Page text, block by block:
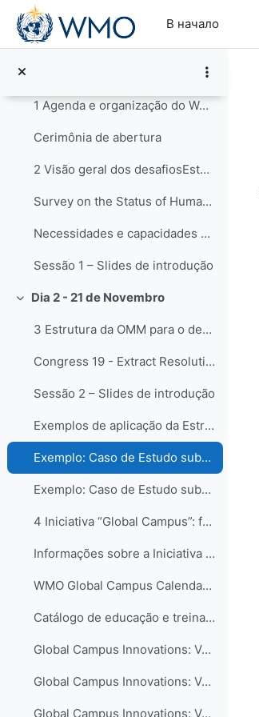
Перейти к основному содержанию
В начало
Informações Logísticas
Nota de Imprensa
1 Agenda e organização do WorkshopAbertura do Work...
Cerimônia de abertura
2 Visão geral dos desafiosEsta sessão apresentará ...
Survey on the Status of Human Resources in National Meteorological and Hydrological Services: Staff, Competencies and Qualifications (WMO-No. 1305)
Necessidades e capacidades de educação e treinamento - Enquete
Sessão 1 – Slides de introdução
Свернуть
Dia 2 - 21 de Novembro
3 Estrutura da OMM para o desenvolvimento de capac...
Congress 19 - Extract Resolution 36: WMO Capacity Development Framework (WCDF)
Sessão 2 – Slides de introdução
Exemplos de aplicação da Estrutura de Desenvolvime...
Exemplo: Caso de Estudo submetido pela RA-III
Exemplo: Caso de Estudo submetido pela RA-VI
4 Iniciativa “Global Campus”: formas de contribuir...
Informações sobre a Iniciativa Campus Global
WMO Global Campus Calendar of Events
Catálogo de educação e treinamento - COMET MetEd
Global Campus Innovations: Volume I – New Pedagogical Approaches
Global Campus Innovations: Volume II – Curriculum Advances
Global Campus Innovations: Volume III – Collaboration in Education and Training